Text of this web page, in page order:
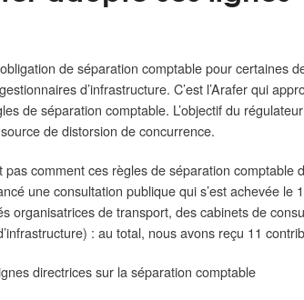
de séparation comptable pour certaines
d’infrastructure. C’est l’Arafer qui
de séparation comptable. L’objectif du
de distorsion de concurrence.
comment ces règles de séparation comptable
une consultation publique qui s’est achevée le
organisatrices de transport, des cabinets de
: au total, nous avons reçu 11
directrices sur la séparation comptable